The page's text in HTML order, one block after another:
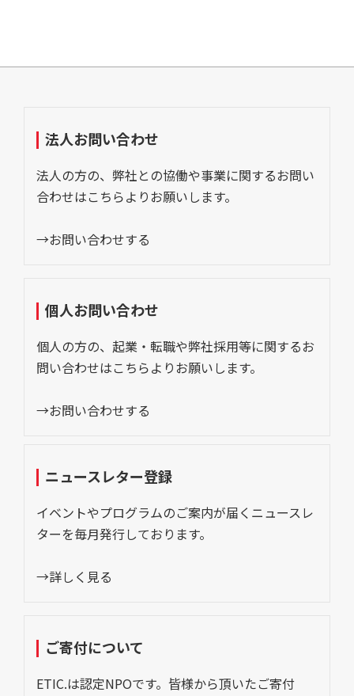
法人お問い合わせ
法人の方の、弊社との協働や事業に関するお問い
合わせはこちらよりお願いします。
→お問い合わせする
個人お問い合わせ
個人の方の、起業・転職や弊社採用等に関するお
問い合わせはこちらよりお願いします。
→お問い合わせする
ニュースレター登録
イベントやプログラムのご案内が届くニュースレ
ターを毎月発行しております。
→詳しく見る
ご寄付について
ETIC.は認定NPOです。皆様から頂いたご寄付